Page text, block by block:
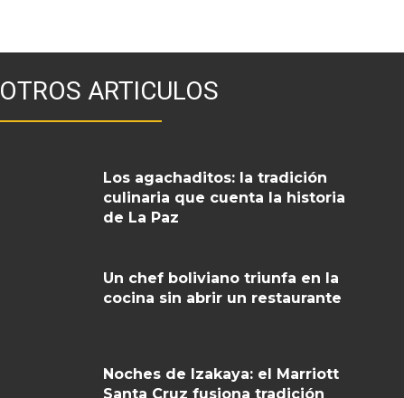
OTROS ARTICULOS
Los agachaditos: la tradición
culinaria que cuenta la historia
de La Paz
Un chef boliviano triunfa en la
cocina sin abrir un restaurante
Noches de Izakaya: el Marriott
Santa Cruz fusiona tradición